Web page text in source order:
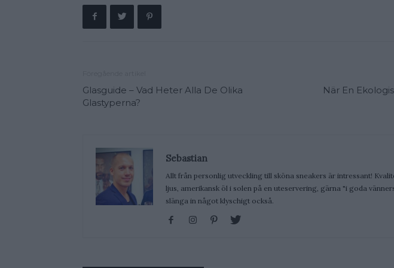
Glasguide – Vad Heter Alla De Olika
Glastyperna?
När En
Sebastian
Allt från personlig utveckling till sköna sneakers är intressant!
ljus, amerikansk öl i solen på en uteservering, gärna "i goda
slänga in något klyschigt också.